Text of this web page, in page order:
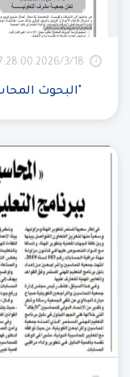
18‏‏/3‏‏/2026 7:28:00 م
"البحوث